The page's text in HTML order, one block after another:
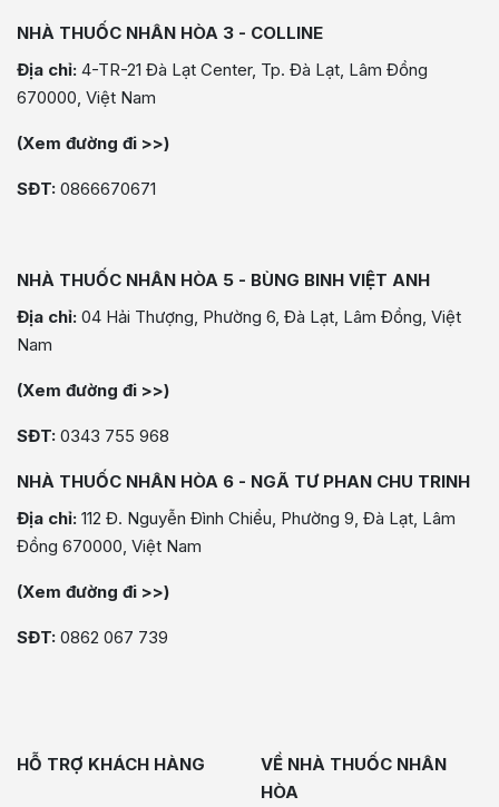
NHÀ THUỐC NHÂN HÒA 3 - COLLINE
Địa chỉ: 4-TR-21 Đà Lạt Center, Tp. Đà Lạt, Lâm Đồng
670000, Việt Nam
(Xem đường đi >>)
SĐT: 0866670671
NHÀ THUỐC NHÂN HÒA 5 - BÙNG BINH VIỆT ANH
Địa chỉ: 04 Hải Thượng, Phường 6, Đà Lạt, Lâm Đồng, Việt
Nam
(Xem đường đi >>)
SĐT: 0343 755 968
NHÀ THUỐC NHÂN HÒA 6 - NGÃ TƯ PHAN CHU TRINH
Địa chỉ: 112 Đ. Nguyễn Đình Chiểu, Phường 9, Đà Lạt, Lâm
Đồng 670000, Việt Nam
(Xem đường đi >>)
SĐT: 0862 067 739
HỖ TRỢ KHÁCH HÀNG
VỀ NHÀ THUỐC NHÂN
HÒA